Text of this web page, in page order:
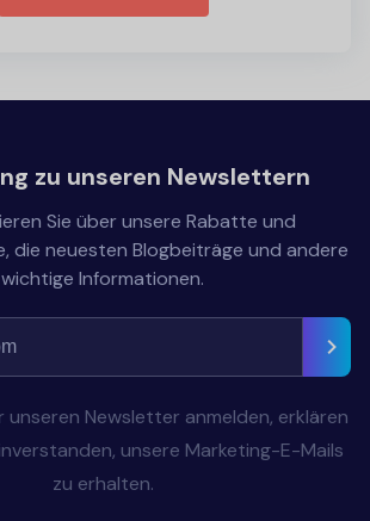
zu unseren Newslettern
Sie über unsere Rabatte und
die neuesten Blogbeiträge und andere
wichtige Informationen.
unseren Newsletter anmelden, erklären
unsere Marketing-E-Mails
zu erhalten.